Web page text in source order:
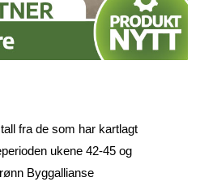
fra de som har kartlagt
ukene 42-45 og
Byggallianse